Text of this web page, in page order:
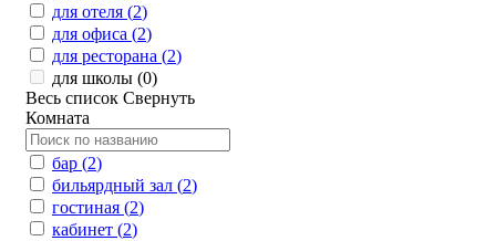
для отеля (2)
для офиса (2)
для ресторана (2)
для школы (0)
Весь список Свернуть
Комната
бар (2)
бильярдный зал (2)
гостиная (2)
кабинет (2)